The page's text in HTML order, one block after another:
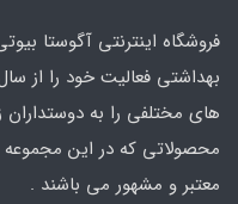
فروشگاه اینترنتی آگوستا
های مختلفی را به
محصولاتی که در این
معتبر و مشهور می باشند .